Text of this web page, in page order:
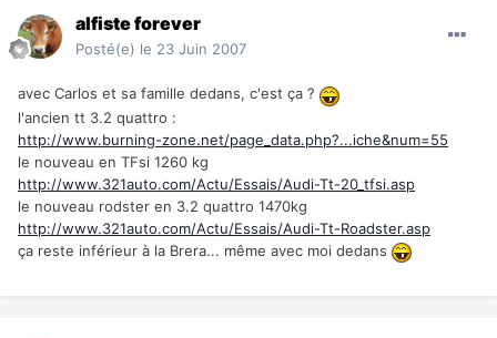
alfiste forever
Posté(e) le 23 Juin 2007
avec Carlos et sa famille dedans, c'est ça ?
l'ancien tt 3.2 quattro :
http://www.burning-zone.net/page_data.php?...iche&num=55
le nouveau en TFsi 1260 kg
http://www.321auto.com/Actu/Essais/Audi-Tt-20_tfsi.asp
le nouveau rodster en 3.2 quattro 1470kg
http://www.321auto.com/Actu/Essais/Audi-Tt-Roadster.asp
ça reste inférieur à la Brera... même avec moi dedans